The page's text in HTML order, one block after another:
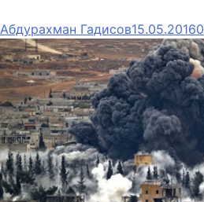
Абдурахман Гадисов15.05.20160